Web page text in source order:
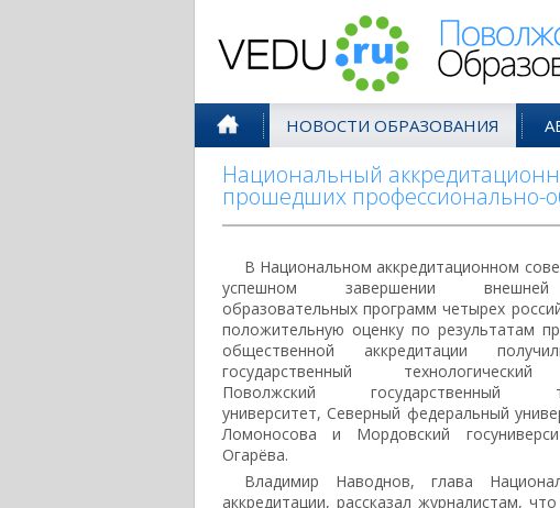
НОВОСТИ ОБРАЗОВАНИЯ
Национальный
прошедших профессионально-
В Национальном аккредитационном
успешном завершении внешней
образовательных программ четырех
положительную оценку по результатам
общественной аккредитации
государственный технологический
Поволжский государственный
университет, Северный федеральный
Ломоносова и Мордовский
Огарёва.
Владимир Наводнов, глава
аккредитации, рассказал журналистам,